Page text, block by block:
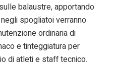
balaustre, apportando
spogliatoi verranno
ordinaria di
e tinteggiatura per
di atleti e staff tecnico.